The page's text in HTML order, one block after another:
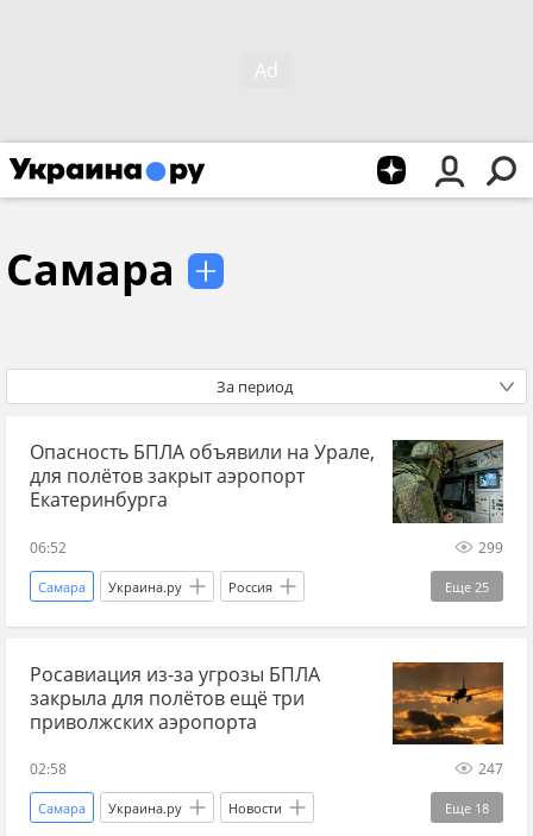
Самара
За период
Опасность БПЛА объявили на Урале,
для полётов закрыт аэропорт
Екатеринбурга
06:52 299
Еще 25
Самара Украина.ру Россия
Екатеринбург Урал Геленджик
Сочи Ярославль Саратовская область
Пенза Ульяновская область
опасность БПЛА сегодня
Росавиация из-за угрозы БПЛА
закрыла для полётов ещё три
приволжских аэропорта
02:58 247
Еще 18
Самара Украина.ру Новости